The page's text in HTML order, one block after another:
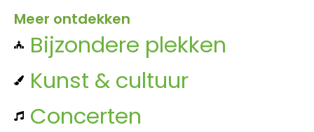
Meer ontdekken
Bijzondere plekken
Kunst & cultuur
Concerten